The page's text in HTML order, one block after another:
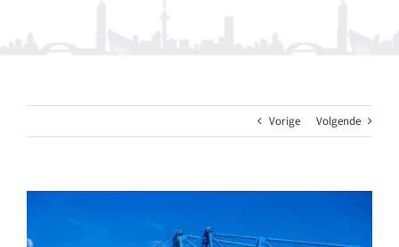
Vorige Volgende
afbeelding